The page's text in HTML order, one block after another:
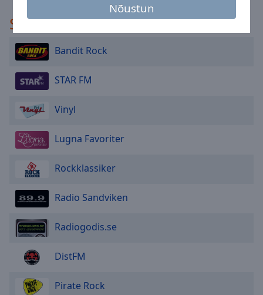
Nõustun
Caption
Background
Color
Font
Size
Edge
Style
Font
Family
Reset
Soovitatud
Bandit Rock
STAR FM
Vinyl
Lugna Favoriter
Rockklassiker
Radio Sandviken
Radiogodis.se
DistFM
Pirate Rock